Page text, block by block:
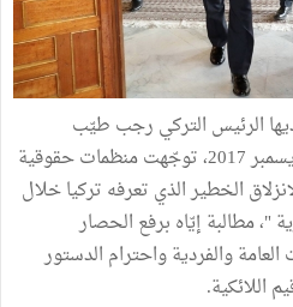
الرئيس التركي رجب طيّب
أردوغان لتونس يومي 26 و27 ديسمبر 2017، توجّهت منظمات حقوقية
الخطير الذي تعرفه تركيا خلال
"، مطالبة إيّاه برفع الحصار
والفردية واحترام الدستور
اللائكية.